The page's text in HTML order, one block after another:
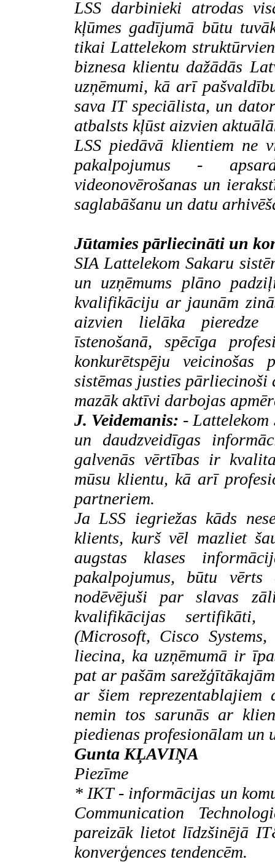
LSS darbinieki atrodas
kļūmes gadījumā būtu
tikai Lattelekom
biznesa klientu dažādās
uzņēmumi, kā arī
sava IT speciālista, un
atbalsts kļūst aizvien
LSS piedāvā klientiem ne
pakalpojumus -
videonovērošanas un
saglabāšanu un datu
Jūtamies pārliecināti un
SIA Lattelekom Sakaru
un uzņēmums plāno
kvalifikāciju ar jaunām
aizvien lielāka pieredze
īstenošanā, spēcīga
konkurētspēju
sistēmas justies
mazāk aktīvi darbojas
J. Veidemanis: - Lattelekom
un daudzveidīgas
galvenās vērtības ir
mūsu klientu, kā arī
partneriem.
Ja LSS iegriežas kāds
klients, kurš vēl mazliet
augstas klases
pakalpojumus, būtu
nodēvējuši parslavas
kvalifikācijas sertifikāti,
(Microsoft, Cisco
liecina, ka uzņēmumā ir
pat ar pašām
ar šiem reprezentablajiem
nemin tos sarunās ar
piedienas profesionālam un
Gunta KĻAVIŅA
Piezīme
* IKT - informācijas un
Communication
pareizāk lietot līdzšinējā
konverģences tendencēm.